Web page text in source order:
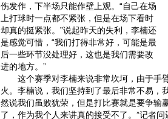
伤发作，下半场只能作壁上观。“自己在场
上打球时一点都不紧张，但是在场下看时
却真的挺紧张。”说起昨天的失利，李楠还
是感觉可惜，“我们打得非常好，可能是最
后一些环节没处理好，这也是我们需要改
进的地方。”
这个赛季对李楠来说非常坎坷，由于手
火。李楠说，我们坚持到了最后非常不易，
然说我们虽败犹荣，但是打比赛就是要争输
了，作为我个人来讲真的接受不了。”记者